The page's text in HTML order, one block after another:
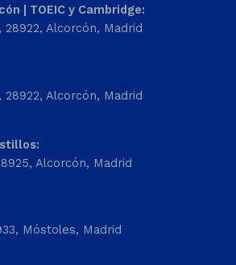
| TOEIC y Cambridge:
28922, Alcorcón, Madrid
28922, Alcorcón, Madrid
Alcorcón, Madrid
Móstoles, Madrid